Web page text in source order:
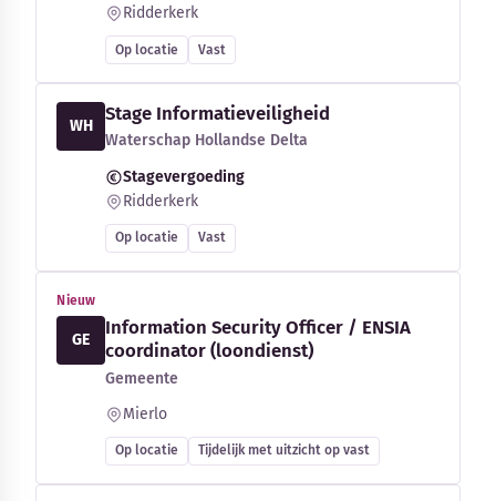
Ridderkerk
Op locatie Vast
WH
Stage Informatieveiligheid
Waterschap Hollandse Delta
Stagevergoeding
Ridderkerk
Op locatie Vast
Nieuw
GE
Information Security Officer / ENSIA
coordinator (loondienst)
Gemeente
Mierlo
Op locatie Tijdelijk met uitzicht op vast